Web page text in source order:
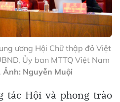
ương Hội Chữ thập đỏ Việt
Ủy ban MTTQ Việt Nam
Ảnh: Nguyễn Muội
tác Hội và phong trào